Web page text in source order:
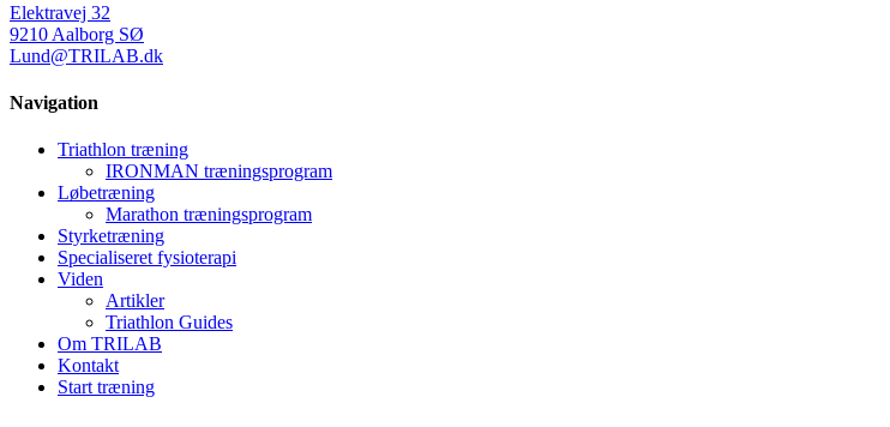
Elektravej 32
9210 Aalborg SØ
Lund@TRILAB.dk
Navigation
Triathlon træning
IRONMAN træningsprogram
Løbetræning
Marathon træningsprogram
Styrketræning
Specialiseret fysioterapi
Viden
Artikler
Triathlon Guides
Om TRILAB
Kontakt
Start træning